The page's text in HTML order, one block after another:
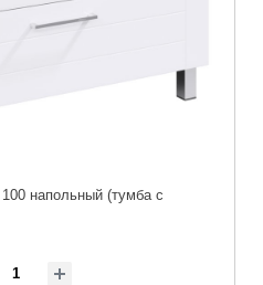
напольный (тумба с